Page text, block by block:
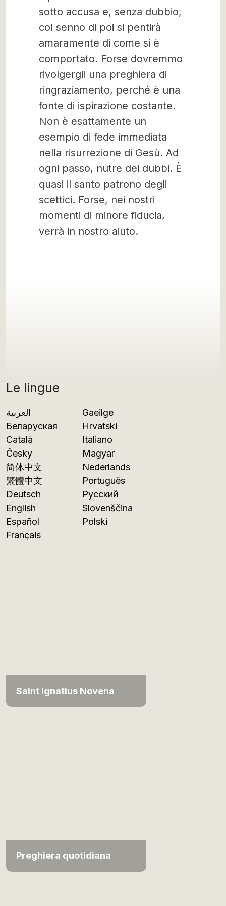
Le lingue
العربية
Беларуская
Català
Česky
简体中文
繁體中文
Deutsch
English
Español
Français
Gaeilge
Hrvatski
Italiano
Magyar
Nederlands
Português
Русский
Slovenščina
Polski
Saint Ignatius Novena
Preghiera quotidiana
sotto accusa e, senza dubbio,
col senno di poi si pentirà
amaramente di come si è
comportato. Forse dovremmo
rivolgergli una preghiera di
ringraziamento, perché è una
fonte di ispirazione costante.
Non è esattamente un
esempio di fede immediata
nella risurrezione di Gesù. Ad
ogni passo, nutre dei dubbi. È
quasi il santo patrono degli
scettici. Forse, nei nostri
momenti di minore fiducia,
verrà in nostro aiuto.